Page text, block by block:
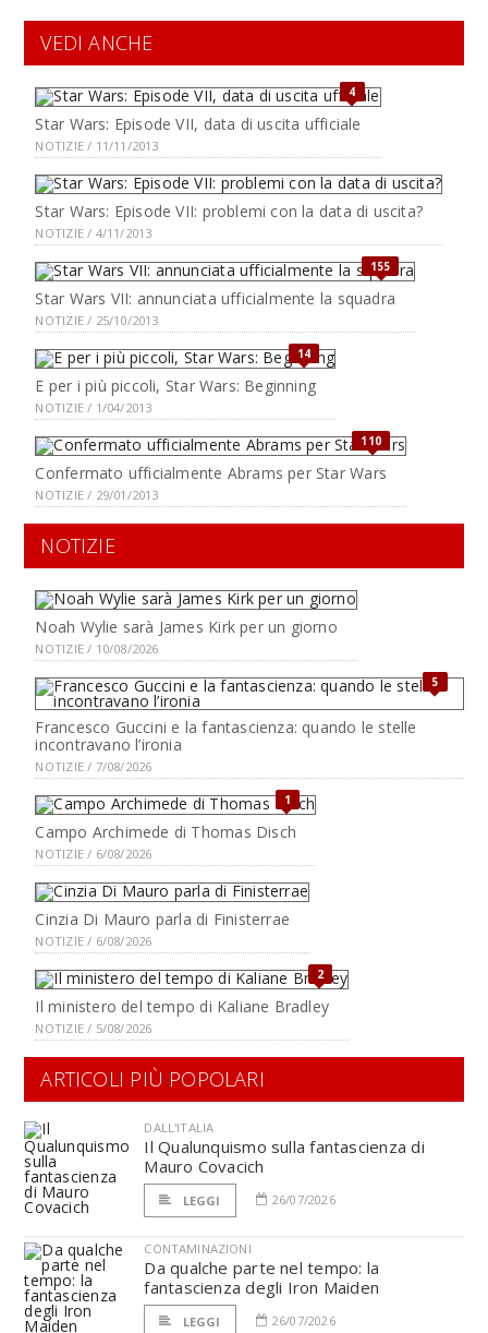
VEDI ANCHE
4
Star Wars: Episode VII, data di uscita ufficiale
NOTIZIE / 11/11/2013
Star Wars: Episode VII: problemi con la data di uscita?
NOTIZIE / 4/11/2013
155
Star Wars VII: annunciata ufficialmente la squadra
NOTIZIE / 25/10/2013
14
E per i più piccoli, Star Wars: Beginning
NOTIZIE / 1/04/2013
110
Confermato ufficialmente Abrams per Star Wars
NOTIZIE / 29/01/2013
NOTIZIE
Noah Wylie sarà James Kirk per un giorno
NOTIZIE / 10/08/2026
5
Francesco Guccini e la fantascienza: quando le stelle
incontravano l’ironia
NOTIZIE / 7/08/2026
1
Campo Archimede di Thomas Disch
NOTIZIE / 6/08/2026
Cinzia Di Mauro parla di Finisterrae
NOTIZIE / 6/08/2026
2
Il ministero del tempo di Kaliane Bradley
NOTIZIE / 5/08/2026
ARTICOLI PIÙ POPOLARI
DALL'ITALIA
Il Qualunquismo sulla fantascienza di
Mauro Covacich
LEGGI 26/07/2026
CONTAMINAZIONI
Da qualche parte nel tempo: la
fantascienza degli Iron Maiden
LEGGI 26/07/2026